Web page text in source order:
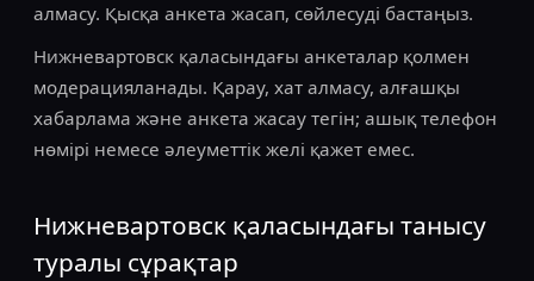
алмасу. Қысқа анкета жасап, сөйлесуді бастаңыз.
Нижневартовск қаласындағы анкеталар қолмен
модерацияланады. Қарау, хат алмасу, алғашқы
хабарлама және анкета жасау тегін; ашық телефон
нөмірі немесе әлеуметтік желі қажет емес.
Нижневартовск қаласындағы танысу
туралы сұрақтар